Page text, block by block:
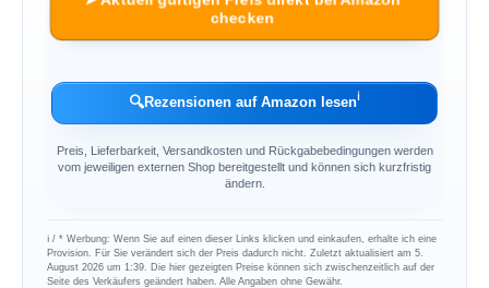
checken
🔍Rezensionen auf Amazon lesenℹ︎
Preis, Lieferbarkeit, Versandkosten und Rückgabebedingungen werden
vom jeweiligen externen Shop bereitgestellt und können sich kurzfristig
ändern.
ℹ︎ / * Werbung: Wenn Sie auf einen dieser Links klicken und einkaufen, erhalte ich eine
Provision. Für Sie verändert sich der Preis dadurch nicht. Zuletzt aktualisiert am 5.
August 2026 um 1:39. Die hier gezeigten Preise können sich zwischenzeitlich auf der
Seite des Verkäufers geändert haben. Alle Angaben ohne Gewähr.